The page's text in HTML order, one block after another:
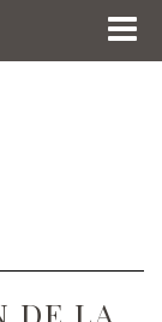
DE LA